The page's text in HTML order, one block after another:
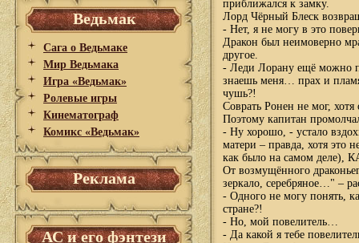
Ведьмак
Сага о Ведьмаке
Мир Ведьмака
Игра «Ведьмак»
Ролевые игры
Кинематограф
Комикс «Ведьмак»
Реклама
АС и его фэнтези
приближался к замку.
Лорд Чёрный Блеск
- Нет, я не могу в это
Дракон был неимоверно
другое.
- Леди Лорану ещё можно
знаешь меня… прах и
чушь?!
Соврать Ронен не мог,
Поэтому капитан
- Ну хорошо, - устало
матери – правда, хотя это
как было на самом
От возмущённого
зеркало, серебряное…" –
- Одного не могу понять,
стране?!
- Но, мой повелитель…
- Да какой я тебе